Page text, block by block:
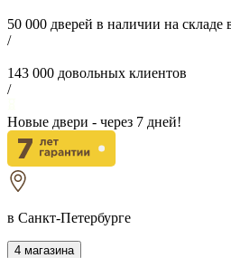
50 000 дверей в наличии на
/
143 000 довольных клиентов
/
Новые двери - через 7 дней!
в Санкт-Петербурге
4 магазина